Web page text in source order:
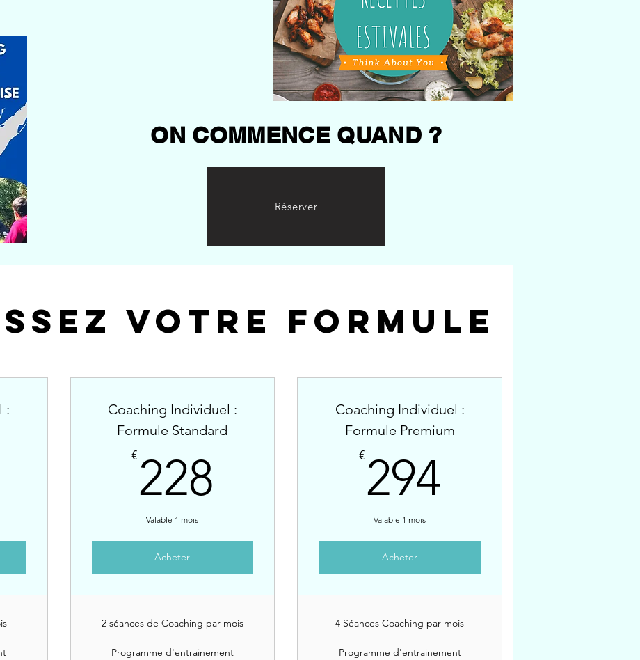
ON COMMENCE QUAND ?
Réserver
votre formule
:
Coaching Individuel :
Formule Standard
€228
Valable 1 mois
Acheter
2 séances de Coaching par mois
Programme d'entrainement
Coaching Individuel :
Formule Premium
€294
Valable 1 mois
Acheter
4 Séances Coaching par mois
Programme d'entrainement